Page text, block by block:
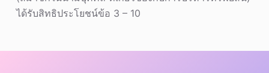
ได้รับสิทธิประโยชน์ข้อ 3 – 10